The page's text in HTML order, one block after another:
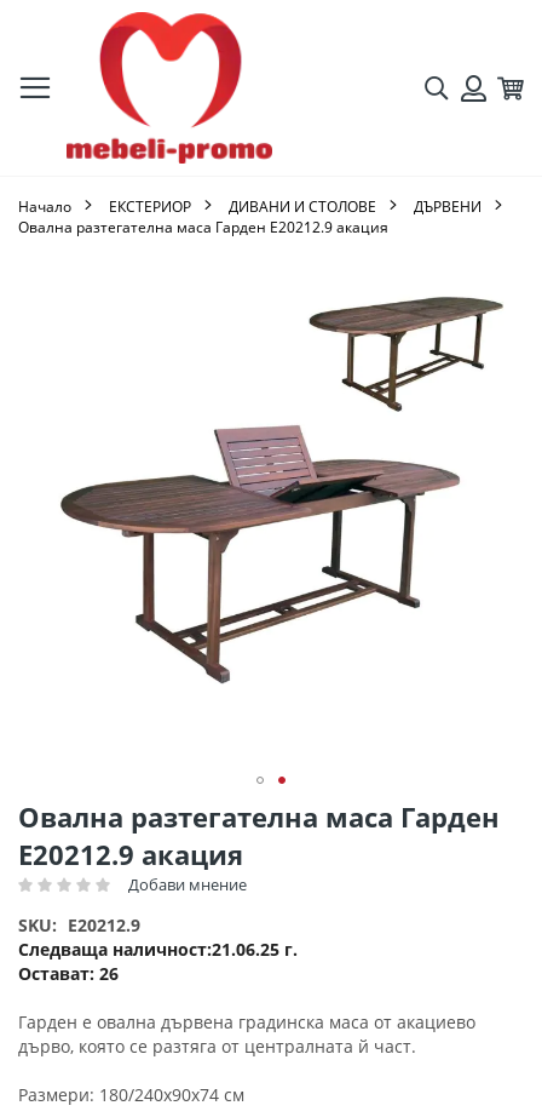
Търсене
Начало ЕКСТЕРИОР ДИВАНИ И СТОЛОВЕ
ДЪРВЕНИ
Овална разтегателна маса Гарден Ε20212.9 акация
Овална разтегателна маса Гарден
Ε20212.9 акация
Рейтинг: Добави мнение
Остават: 26
SKU
E20212.9
Следваща наличност 21.06.25 г.
Гарден е овална дървена градинска маса от акациево
дърво, която се разтяга от централната й част.
Размери: 180/240x90х74 см
Преминете
към
началото
на
със
снимки